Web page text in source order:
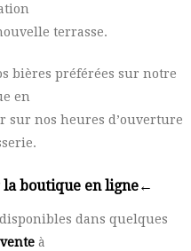
terrasse.
bières préférées sur notre
en
sur nos heures d’ouverture
boutique en ligne←
dans quelques
à